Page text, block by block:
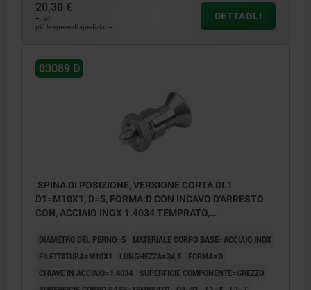
20,30 €
+ IVA
più le spese di spedizione
DETTAGLI
03089 D
SPINA DI POSIZIONE, VERSIONE CORTA DI.1
D1=M10X1, D=5, FORMA:D CON INCAVO D'ARRESTO
CON, ACCIAIO INOX 1.4034 TEMPRATO,
DIAMETRO DEL PERNO=5
MATERIALE CORPO BASE=ACCIAIO INOX
FILETTATURA=M10X1
LUNGHEZZA=34,5
FORMA=D
CHIAVE IN ACCIAIO=1.4034
SUPERFICIE COMPONENTE=GREZZO